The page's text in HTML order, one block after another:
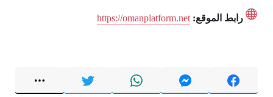
رابط الموقع: https://omanplatform.net